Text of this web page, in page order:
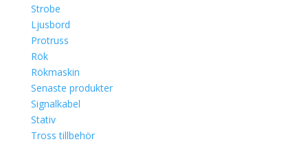
Strobe
Ljusbord
Protruss
Rök
Rökmaskin
Senaste produkter
Signalkabel
Stativ
Tross tillbehör